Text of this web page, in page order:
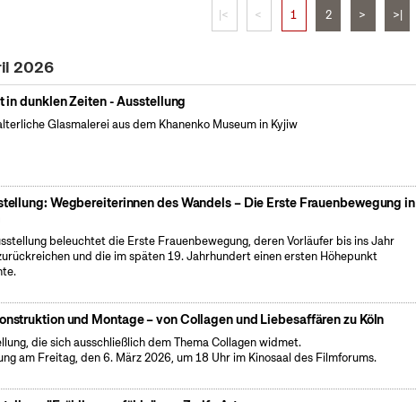
|< < 1 2 > >|
2026
in dunklen Zeiten - Ausstellung
Glasmalerei aus dem Khanenko Museum in Kyjiw
Wegbereiterinnen des Wandels – Die Erste Frauenbewegung in
beleuchtet die Erste Frauenbewegung, deren Vorläufer bis ins Jahr
und die im späten 19. Jahrhundert einen ersten Höhepunkt
und Montage – von Collagen und Liebesaffären zu Köln
die sich ausschließlich dem Thema Collagen widmet.
am Freitag, den 6. März 2026, um 18 Uhr im Kinosaal des Filmforums.